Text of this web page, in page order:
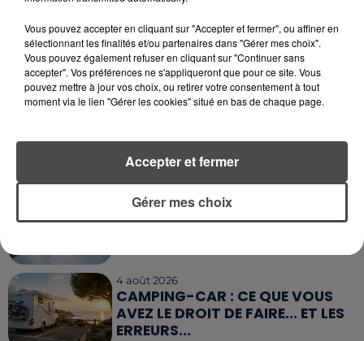
QUELLES SONT LES MARQUES QUI
OFFRENT LE MEILLEUR RAPPORT...
5 août 2026
ADOPTER POUR ÉVITER
L'INVASION CET ÉTÉ...
4 août 2026
ÉCLIPSE SOLAIRE DU 12 AOÛT : LA
RUÉE VERS LES LUNETTES DE...
4 août 2026
CAMPING-CAR : CE QUE VOUS
AVEZ LE DROIT DE FAIRE... ET LES
ERREURS...
Vous pouvez accepter en cliquant sur "Accepter et fermer", ou affiner en
sélectionnant les finalités et/ou partenaires dans "Gérer mes choix".
Vous pouvez également refuser en cliquant sur "Continuer sans
accepter". Vos préférences ne s'appliqueront que pour ce site. Vous
pouvez mettre à jour vos choix, ou retirer votre consentement à tout
moment via le lien "Gérer les cookies" situé en bas de chaque page.
Gérer mes choix
Accepter et fermer